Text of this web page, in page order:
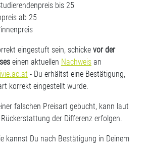
bis 25
ab 25
eingestuft sein, schicke vor der
einen aktuellen Nachweisan
- Du erhältst eine Bestätigung,
korrekt eingestellt wurde.
falschen Preisart gebucht, kann laut
Rückerstattung der Differenz erfolgen.
kannst Du nach Bestätigung in Deinem